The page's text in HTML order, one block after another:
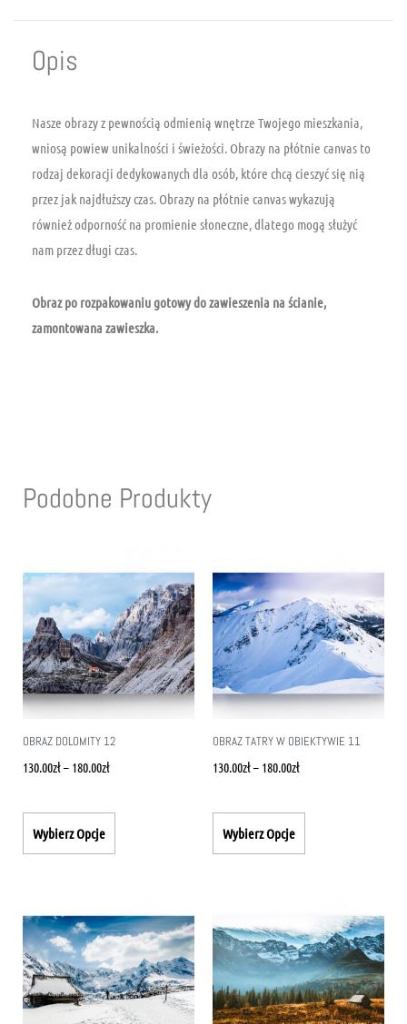
Opis
Nasze obrazy z pewnością odmienią wnętrze Twojego mieszkania,
wniosą powiew unikalności i świeżości. Obrazy na płótnie canvas to
rodzaj dekoracji dedykowanych dla osób, które chcą cieszyć się nią
przez jak najdłuższy czas. Obrazy na płótnie canvas wykazują
również odporność na promienie słoneczne, dlatego mogą służyć
nam przez długi czas.
Obraz po rozpakowaniu gotowy do zawieszenia na ścianie,
zamontowana zawieszka.
Podobne Produkty
OBRAZ DOLOMITY 12
130.00zł– 180.00zł
Wybierz Opcje
OBRAZ TATRY W OBIEKTYWIE 11
130.00zł– 180.00zł
Wybierz Opcje